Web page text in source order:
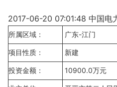
2017-06-20 07:01:48 中国电
所属区域： 广东-江门
项目性质： 新建
投资金额： 10900.0万元